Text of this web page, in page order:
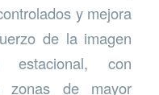
y mejora
de la imagen
estacional, con
zonas de mayor